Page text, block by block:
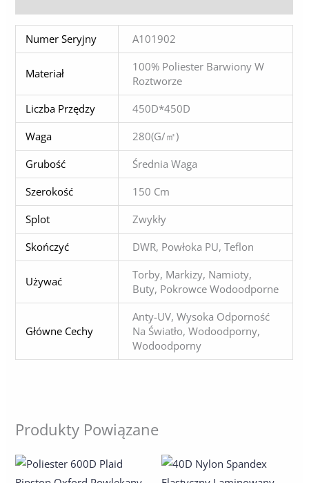
Numer Seryjny A101902
Materiał
100% Poliester Barwiony W
Roztworze
Liczba Przędzy
450D*450D
Waga
280(g/㎡)
Grubość
Średnia Waga
Szerokość
150 Cm
Splot
Zwykły
Skończyć
DWR, Powłoka PU, Teflon
Używać
Torby, Markizy, Namioty,
Buty, Pokrowce Wodoodporne
Główne Cechy
Anty-UV, Wysoka Odporność
Na Światło, Wodoodporny,
Wodoodporny
Produkty Powiązane